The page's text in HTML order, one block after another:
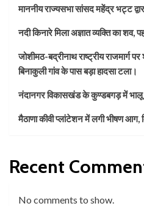
माननीय राज्यसभा सांसद महेंद्र भट्ट
नदी किनारे मिला अज्ञात व्यक्ति का
जोशीमठ-बद्रीनाथ राष्ट्रीय
बिनाकुली गांव के पास बड़ा हादसा टला।
नंदानगर विकासखंड के कुण्डबगड़ में
मैठाणा कीवी प्लांटेशन में लगी भीषण आग,
Recent
No comments to show.